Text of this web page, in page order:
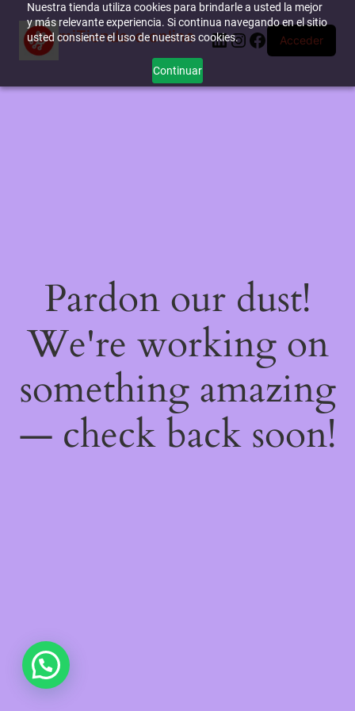
Nuestra tienda utiliza cookies para brindarle a usted la mejor
y más relevante experiencia. Si continua navegando en el sitio
usted consiente el uso de nuestras cookies.
Continuar
miTienda-e.online LinkedIn
Instagram
Facebook
Acceder
Pardon our dust!
We're working on
something amazing
— check back soon!